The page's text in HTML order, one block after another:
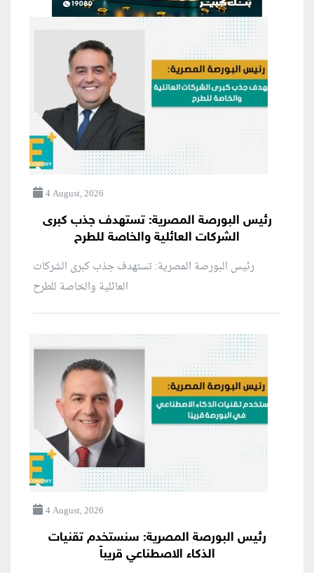
4 August, 2026
رئيس البورصة المصرية: تستهدف جذب كبرى
الشركات العائلية والخاصة للطرح
رئيس البورصة المصرية: تستهدف جذب كبرى الشركات
العائلية والخاصة للطرح
4 August, 2026
رئيس البورصة المصرية: سنستخدم تقنيات
الذكاء الاصطناعي قريباً